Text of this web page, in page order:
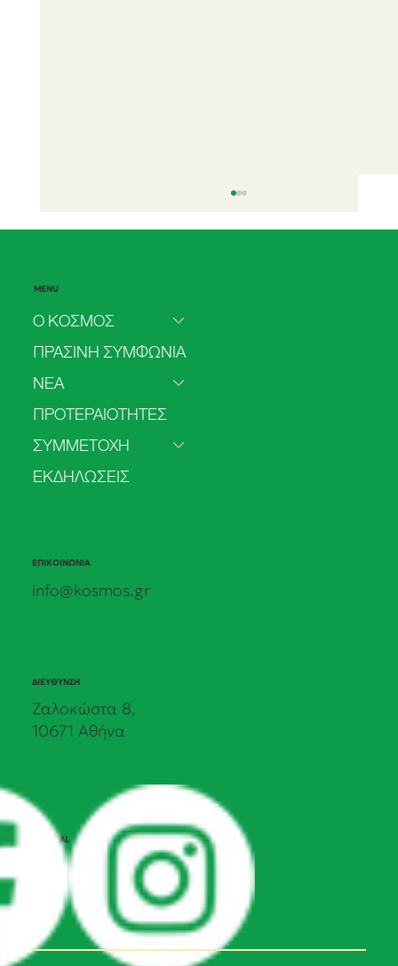
ανανεώσιμες παρά από άνθρακα
MENU
Ο ΚΟΣΜΟΣ
ΠΡΑΣΙΝΗ ΣΥΜΦΩΝΙΑ
ΝΕΑ
ΠΡΟΤΕΡΑΙΟΤΗΤΕΣ
ΣΥΜΜΕΤΟΧΗ
ΕΚΔΗΛΩΣΕΙΣ
ΕΠΙΚΟΙΝΩΝΙΑ
info@kosmos.gr
ΔΙΕΥΘΥΝΣΗ
Ζαλοκώστα 8,
10671 Αθήνα
SOCIAL